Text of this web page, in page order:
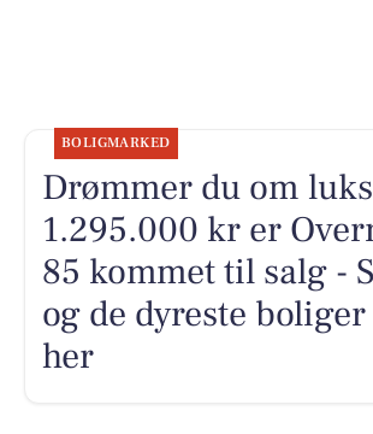
BOLIGMARKED
Drømmer du om
1.295.000 kr er
85 kommet til salg -
og de dyreste
her